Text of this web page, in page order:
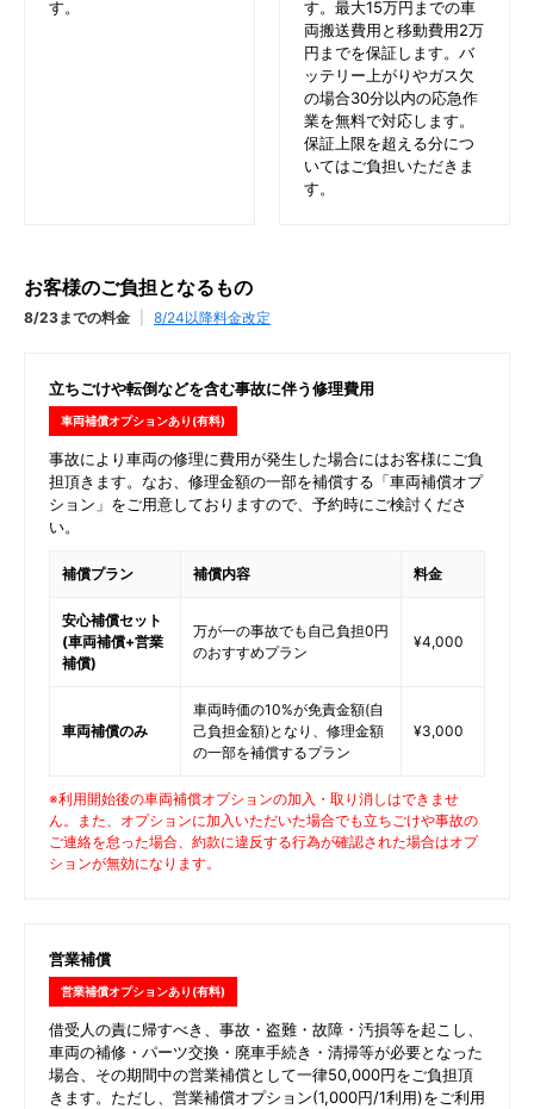
す。
す。最大15万円までの車
両搬送費用と移動費用2万
円までを保証します。バ
ッテリー上がりやガス欠
の場合30分以内の応急作
業を無料で対応します。
保証上限を超える分につ
いてはご負担いただきま
す。
お客様のご負担となるもの
8/23までの料金 8/24以降料金改定
立ちごけや転倒などを含む事故に伴う修理費用
車両補償オプションあり(有料)
事故により車両の修理に費用が発生した場合にはお客様にご負
担頂きます。なお、修理金額の一部を補償する「車両補償オプ
ション」をご用意しておりますので、予約時にご検討くださ
い。
補償プラン 補償内容 料金
安心補償セット
(車両補償+営業
補償)
万が一の事故でも自己負担0円
のおすすめプラン
¥4,000
車両補償のみ
車両時価の10%が免責金額(自
己負担金額)となり、修理金額
の一部を補償するプラン
¥3,000
※利用開始後の車両補償オプションの加入・取り消しはできませ
ん。また、オプションに加入いただいた場合でも立ちごけや事故の
ご連絡を怠った場合、約款に違反する行為が確認された場合はオプ
ションが無効になります。
営業補償
営業補償オプションあり(有料)
借受人の責に帰すべき、事故・盗難・故障・汚損等を起こし、
車両の補修・パーツ交換・廃車手続き・清掃等が必要となった
場合、その期間中の営業補償として一律50,000円をご負担頂
きます。ただし、営業補償オプション(1,000円/1利用)をご利用